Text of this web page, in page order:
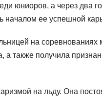
юниоров, а через два
началом ее успешной
на соревнованиях
также получила
на льду. Она